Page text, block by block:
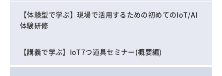
【体験型で学ぶ】現場で活用するための初めてのIoT/AI
体験研修
【講義で学ぶ】IoT7つ道具セミナー(概要編)